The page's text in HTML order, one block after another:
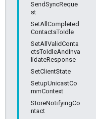
SendSyncReque
st
SetAllCompleted
ContactsToIdle
SetAllValidConta
ctsToIdleAndInva
lidateResponse
SetClientState
SetupUnicastCo
mmContext
StoreNotifyingCo
ntact